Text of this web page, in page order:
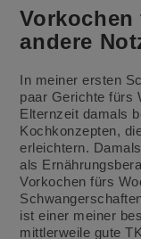
andere
In meiner ersten
paar Gerichte fürs
Elternzeit damals
Kochkonzepten,
erleichtern.
als
Vorkochen fürs
ist einer meiner
mittlerweile gute